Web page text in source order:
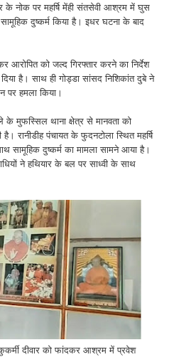
के नोक पर महर्षि मेंही संतसेवी आश्रम में घुस
दुष्कर्म किया है। इधर घटना के बाद
आरोपित को जल्द गिरफ्तार करने का निर्देश
है। साथ ही गोड्डा सांसद निशिकांत दुबे ने
पर हमला किया।
के मुफस्सिल थाना क्षेत्र से मानवता को
रानीडीह पंचायत के फुदनटोला स्थित महर्षि
सामूहिक दुष्कर्म का मामला सामने आया है।
ने हथियार के बल पर साध्वी के साथ
दीवार को फांदकर आश्रम में प्रवेश